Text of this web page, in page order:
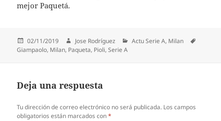
mejor Paquetá.
Publicado
el
02/11/2019 Autor
Jose Rodríguez Categorías
Actu Serie A, Milan
Giampaolo, Milan, Paqueta, Pioli,Serie A
Deja una respuesta
Tu dirección de correo electrónico no será publicada. Los campos
obligatorios están marcados con*